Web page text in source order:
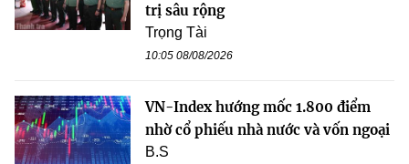
trị sâu rộng
Trọng Tài
10:05 08/08/2026
VN-Index hướng mốc 1.800 điểm
nhờ cổ phiếu nhà nước và vốn ngoại
B.S